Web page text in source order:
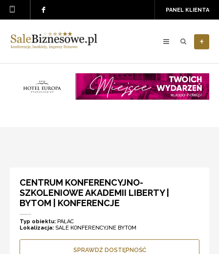
PANEL KLIENTA
+
CENTRUM KONFERENCYJNO-
SZKOLENIOWE AKADEMII LIBERTY |
BYTOM | KONFERENCJE
Typ obiektu: PAŁAC
Lokalizacja: SALE KONFERENCYJNE BYTOM
SPRAWDŹ DOSTĘPNOŚĆ